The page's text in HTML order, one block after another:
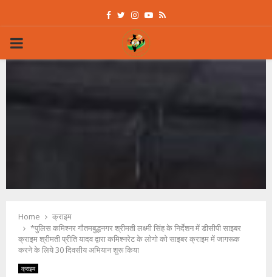
Facebook
Twitter
Instagram
Youtube
Rss
PRIMARY
Home
क्राइम
*पुलिस कमिश्नर गौतमबुद्धनगर श्रीमती लक्ष्मी सिंह के निर्देशन में डीसीपी साइबर
क्राइम श्रीमती प्रीति यादव द्वारा कमिश्नरेट के लोगो को साइबर क्राइम में जागरूक
करने के लिये 30 दिवसीय अभियान शुरू किया
क्राइम